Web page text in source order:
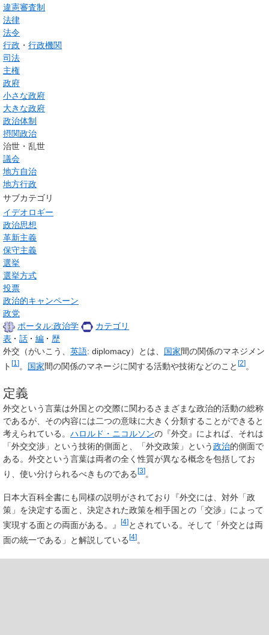
違憲審査制
法律
法令
行政 ・ 行政機関
司法
主権
政府
小さな政府
大きな政府
政治体制
摂関政治
治世・乱世
議会
地方自治
地方行政
サブカテゴリ
イデオロギー
政治思想
革新主義
保守主義
選挙
選挙方式
投票
政治的キャンペーン
政党
ポータル:政治学
カテゴリ
表
話 編
歴
外交 （がいこう、 英語: diplomacy）とは、 国家間の関係のマネジメン
ト [1 ]。 国家間の関係のマネージに関する活動や技術などのこと [2]。
定義
外交という言葉は外国との交際に関わるさまざまな政治的活動の総称
であるが、その内容には二つの意味に大きく分類することができると
考えられている。 ハロルド・ニコルソンの『外交』によれば、それは
「外交交渉」という技術的側面と、「外交政策」という政治的側面で
ある。外交という言葉は両者の全く性質が異なる概念を包括してお
り、使い分けられるべきものである [3] 。
日本大百科全書にも同様の説明がされており『外交には、対外「政
策」を決定する面と、決定された政策を相手国との「交渉」によって
実現する面との両面がある。』
[4] とされている。そして「外交とは両
面の統一である」と解説している [4] 。